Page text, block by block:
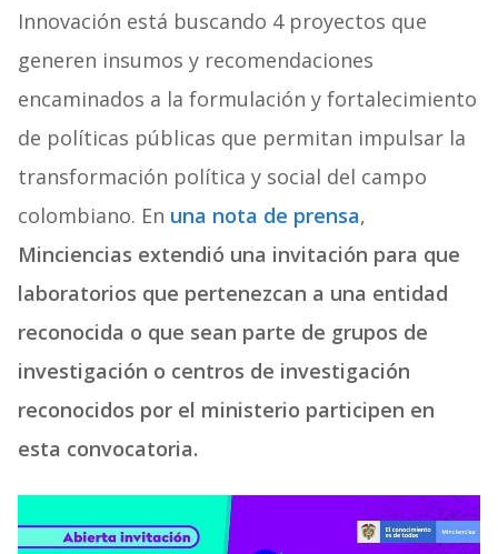
Innovación está buscando 4 proyectos que
generen insumos y recomendaciones
encaminados a la formulación y fortalecimiento
de políticas públicas que permitan impulsar la
transformación política y social del campo
colombiano. En una nota de prensa,
Minciencias extendió una invitación para que
laboratorios que pertenezcan a una entidad
reconocida o que sean parte de grupos de
investigación o centros de investigación
reconocidos por el ministerio participen en
esta convocatoria.